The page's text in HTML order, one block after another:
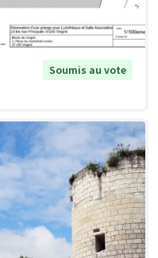
Soumis au vote